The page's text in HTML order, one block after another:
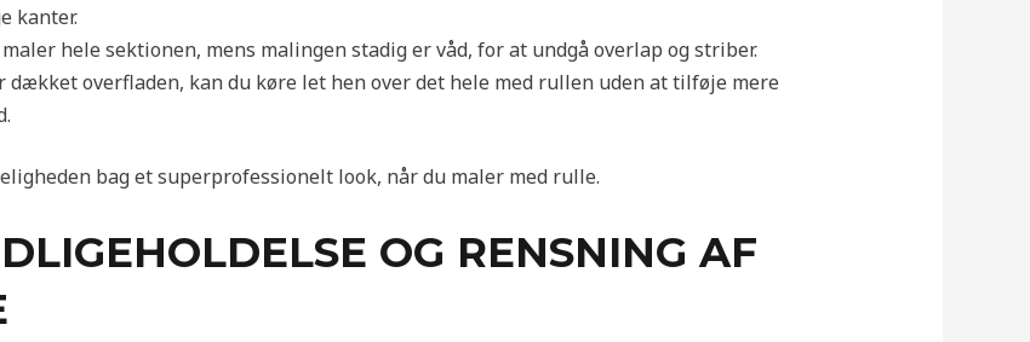
kanter.
hele sektionen, mens malingen stadig er våd, for at undgå overlap og striber.
overfladen, kan du køre let hen over det hele med rullen uden at tilføje mere
bag et superprofessionelt look, når du maler med rulle.
OG RENSNING AF